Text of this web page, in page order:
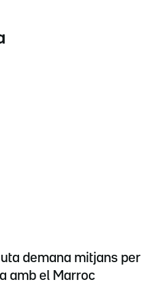
demana mitjans per
amb el Marroc